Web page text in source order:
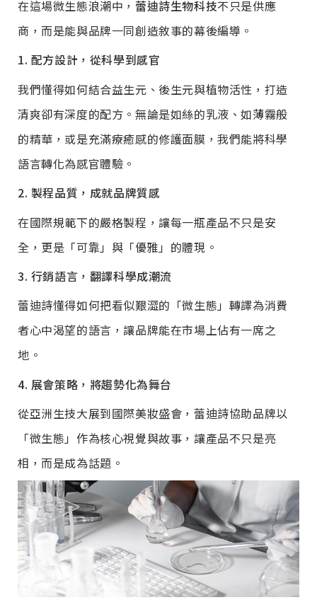
在這場微生態浪潮中， 蕾迪詩生物科技不只是供應
商，而是能與品牌一同創造敘事的幕後編導。
1. 配方設計，從科學到感官
我們懂得如何結合益生元、後生元與植物活性，打造
清爽卻有深度的配方。無論是如絲的乳液、如薄霧般
的精華，或是充滿療癒感的修護面膜，我們能將科學
語言轉化為感官體驗。
2. 製程品質，成就品牌質感
在國際規範下的嚴格製程，讓每一瓶產品不只是安
全，更是「可靠」與「優雅」的體現。
3. 行銷語言，翻譯科學成潮流
蕾迪詩懂得如何把看似艱澀的「微生態」轉譯為消費
者心中渴望的語言，讓品牌能在市場上佔有一席之
地。
4. 展會策略，將趨勢化為舞台
從亞洲生技大展到國際美妝盛會，蕾迪詩協助品牌以
「微生態」作為核心視覺與故事，讓產品不只是亮
相，而是成為話題。